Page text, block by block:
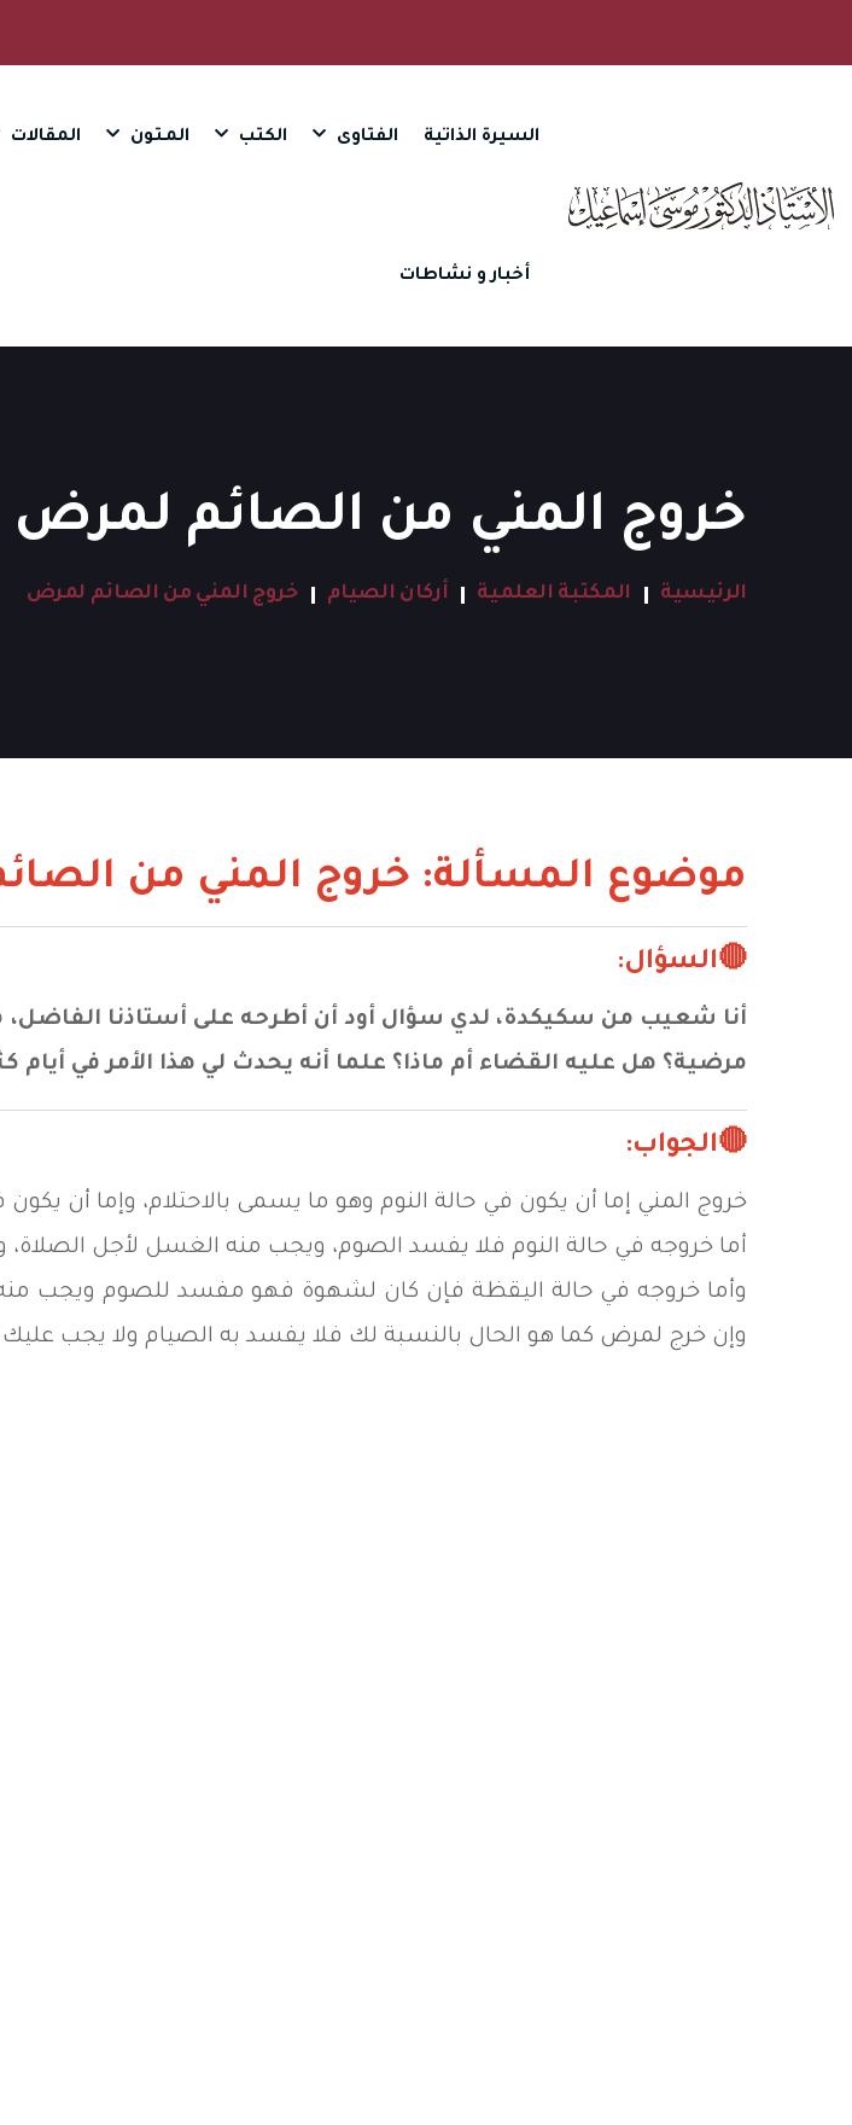
السيرة الذاتية الفتاوى الكتب المـتون المقالات
أخبار و نشاطات
خروج المني من الصائم لمرض
الرئيسية المكتبة العلمية أركان الصيام خروج المني من الصائم لمرض
موضوع المسألة: خروج المني من
🔴السؤال:
أنا شعيب من سكيكدة، لدي سؤال أود أن أطرحه على أستاذنا
مرضية؟ هل عليه القضاء أم ماذا؟ علما أنه يحدث لي هذا الأمر في
🔴الجواب:
خروج المني إما أن يكون في حالة النوم وهو ما يسمى بالاحتلام، وإما أن
أما خروجه في حالة النوم فلا يفسد الصوم، ويجب منه الغسل لأجل
وأما خروجه في حالة اليقظة فإن كان لشهوة فهو مفسد للصوم ويجب منه
وإن خرج لمرض كما هو الحال بالنسبة لك فلا يفسد به الصيام ولا يجب